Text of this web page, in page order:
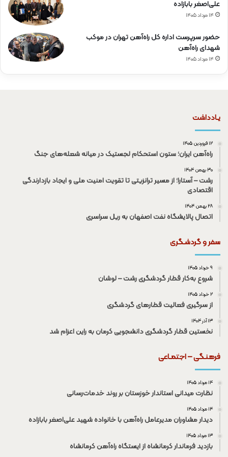
علی‌اصغر بابازاده
۱۴ مرداد ۱۴۰۵
حضور سرپرست اداره کل راه‌آهن تهران در موکب
شهدای راه‌آهن
۱۴ مرداد ۱۴۰۵
یـادداشت
۱۲ فروردین ۱۴۰۵
راه‌آهن ایران؛ ستون استحکام لجستیک در میانه شعله‌های جنگ
۳۰ بهمن ۱۴۰۴
رشت – آستارا؛ از مسیر ترانزیتی تا تقویت امنیت ملی و ایجاد بازدارندگی
اقتصادی
۲۸ بهمن ۱۴۰۴
اتصال پالایشگاه نفت اصفهان به ریل سراسری
سفر و گردشـگری
۹ خرداد ۱۴۰۵
شروع به‌کار قطار گردشگری رشت – لوشان
۲ خرداد ۱۴۰۵
از سرگیری فعالیت قطار‌های گردشگری
۱۳ آذر ۱۴۰۴
نخستین قطار گردشگری دانشجویی کرمان به راین اعزام شد
فرهنـگی – اجتمـاعی
۱۴ مرداد ۱۴۰۵
نظارت میدانی استاندار خوزستان بر روند خدمات‌رسانی
۱۴ مرداد ۱۴۰۵
دیدار مشاوران مدیرعامل راه‌آهن با خانواده شهید علی‌اصغر بابازاده
۱۳ مرداد ۱۴۰۵
بازدید فرماندار کرمانشاه از ایستگاه راه‌آهن کرمانشاه